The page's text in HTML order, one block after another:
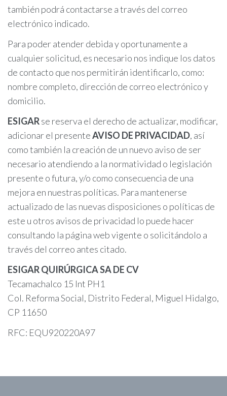
también podrá contactarse a través del correo
electrónico indicado.
Para poder atender debida y oportunamente a
cualquier solicitud, es necesario nos indique los datos
de contacto que nos permitirán identificarlo, como:
nombre completo, dirección de correo electrónico y
domicilio.
ESIGARse reserva el derecho de actualizar, modificar,
adicionar el presenteAVISO DE PRIVACIDAD, así
como también la creación de un nuevo aviso de ser
necesario atendiendo a la normatividad o legislación
presente o futura, y/o como consecuencia de una
mejora en nuestras políticas. Para mantenerse
actualizado de las nuevas disposiciones o políticas de
este u otros avisos de privacidad lo puede hacer
consultando la página web vigente o solicitándolo a
través del correo antes citado.
ESIGAR QUIRÚRGICA SA DE CV
Tecamachalco 15 Int PH1
Col. Reforma Social, Distrito Federal, Miguel Hidalgo,
CP 11650
RFC: EQU920220A97